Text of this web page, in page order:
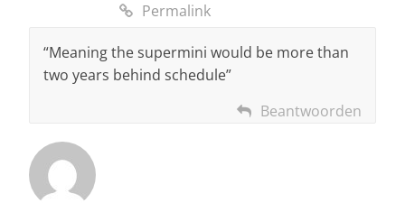
Permalink
“Meaning the supermini would be more than
two years behind schedule”
Beantwoorden